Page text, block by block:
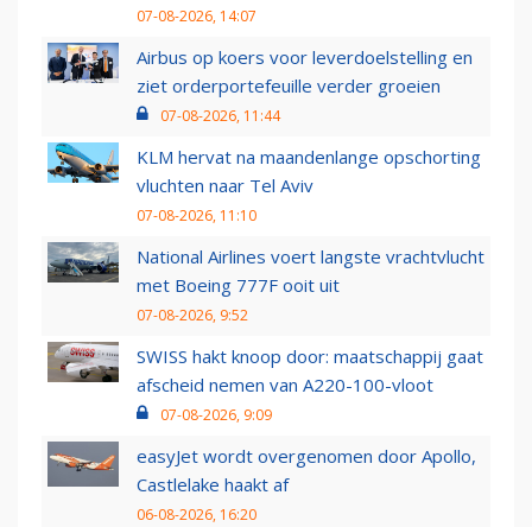
07-08-2026, 14:07
Airbus op koers voor leverdoelstelling en
ziet orderportefeuille verder groeien
07-08-2026, 11:44
KLM hervat na maandenlange opschorting
vluchten naar Tel Aviv
07-08-2026, 11:10
National Airlines voert langste vrachtvlucht
met Boeing 777F ooit uit
07-08-2026, 9:52
SWISS hakt knoop door: maatschappij gaat
afscheid nemen van A220-100-vloot
07-08-2026, 9:09
easyJet wordt overgenomen door Apollo,
Castlelake haakt af
06-08-2026, 16:20